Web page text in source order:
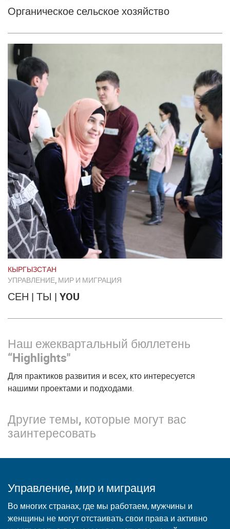
Органическое сельское хозяйство
КЫРГЫЗСТАН
УПРАВЛЕНИЕ, МИР И МИГРАЦИЯ
СЕН | ТЫ | YOU
Наш ежеквартальный бюллетень
“Highlights"
Для практиков развития и всех, кто интересуется
нашими проектами и подходами.
Другие темы, которые могут вас
заинтересовать
Управление, мир и миграция
Во многих странах, где мы работаем, мужчины и
женщины не могут отстаивать свои права и активно